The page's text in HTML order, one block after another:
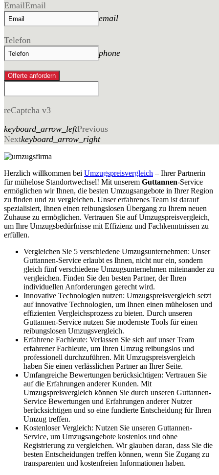
EmailEmail
email
Telefon
phone
Offerte anfordern
reCaptcha v3
keyboard_arrow_leftPrevious
Nextkeyboard_arrow_right
Herzlich willkommen bei Umzugspreisvergleich – Ihrer Partnerin
für mühelose Standortwechsel! Mit unserem Guttannen-Service
ermöglichen wir Ihnen, die besten Umzugsangebote in Ihrer Region
zu finden und zu vergleichen. Unser erfahrenes Team ist darauf
spezialisiert, Ihnen einen reibungslosen Übergang zu Ihrem neuen
Zuhause zu ermöglichen. Vertrauen Sie auf Umzugspreisvergleich,
um Ihre Umzugsbedürfnisse mit Effizienz und Fachkenntnissen zu
erfüllen.
Vergleichen Sie 5 verschiedene Umzugsunternehmen: Unser
Guttannen-Service erlaubt es Ihnen, nicht nur ein, sondern
gleich fünf verschiedene Umzugsunternehmen miteinander zu
vergleichen. Finden Sie den besten Partner, der Ihren
individuellen Anforderungen gerecht wird.
Innovative Technologien nutzen: Umzugspreisvergleich setzt
auf innovative Technologien, um Ihnen einen mühelosen und
effizienten Vergleichsprozess zu bieten. Durch unseren
Guttannen-Service nutzen Sie modernste Tools für einen
reibungslosen Umzugsvergleich.
Erfahrene Fachleute: Verlassen Sie sich auf unser Team
erfahrener Fachleute, um Ihren Umzug reibungslos und
professionell durchzuführen. Mit Umzugspreisvergleich
haben Sie einen verlässlichen Partner an Ihrer Seite.
Umfangreiche Bewertungen berücksichtigen: Vertrauen Sie
auf die Erfahrungen anderer Kunden. Mit
Umzugspreisvergleich können Sie durch unseren Guttannen-
Service Bewertungen und Erfahrungen anderer Nutzer
berücksichtigen und so eine fundierte Entscheidung für Ihren
Umzug treffen.
Kostenloser Vergleich: Nutzen Sie unseren Guttannen-
Service, um Umzugsangebote kostenlos und ohne
Registrierung zu vergleichen. Wir glauben daran, dass Sie die
besten Entscheidungen treffen können, wenn Sie Zugang zu
transparenten und kostenfreien Informationen haben.